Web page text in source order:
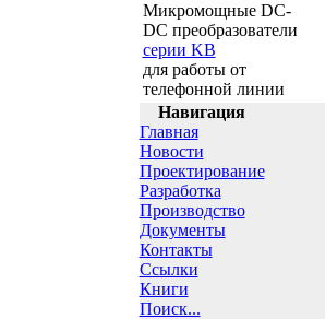
Микромощные DC-
DC преобразователи
серии KB
для работы от
телефонной линии
Навигация
Главная
Новости
Проектирование
Разработка
Производство
Документы
Контакты
Ссылки
Книги
Поиск...